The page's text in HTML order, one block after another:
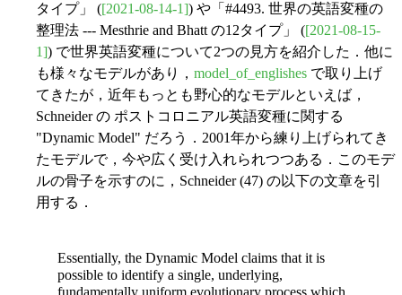
タイプ」 ([2021-08-14-1]) や「#4493. 世界の英語変種の
整理法 --- Mesthrie and Bhatt の12タイプ」 ([2021-08-15-
1]) で世界英語変種について2つの見方を紹介した．他に
も様々なモデルがあり， model_of_englishes で取り上げ
てきたが，近年もっとも野心的なモデルといえば，
Schneider の ポストコロニアル英語変種に関する
"Dynamic Model" だろう．2001年から練り上げられてき
たモデルで，今や広く受け入れられつつある．このモデ
ルの骨子を示すのに，Schneider (47) の以下の文章を引
用する．
Essentially, the Dynamic Model claims that it is
possible to identify a single, underlying,